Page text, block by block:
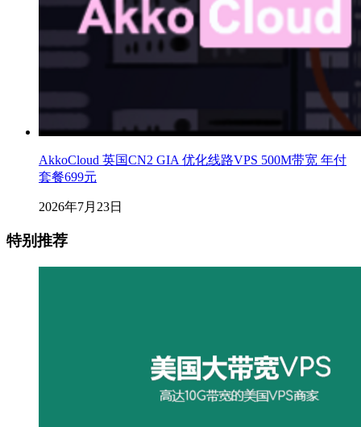
AkkoCloud 英国CN2 GIA 优化线路VPS 500M带宽 年付
套餐699元
2026年7月23日
特别推荐